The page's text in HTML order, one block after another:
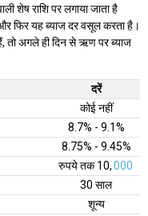
शेष राशि पर लगाया जाता है
फिर यह ब्याज दर वसूल करता है।
अगले ही दिन से ऋण पर ब्याज
दरें
कोई नहीं
8.7% - 9.1%
8.75% - 9.45%
रुपये तक 10,000
30 साल
शून्य